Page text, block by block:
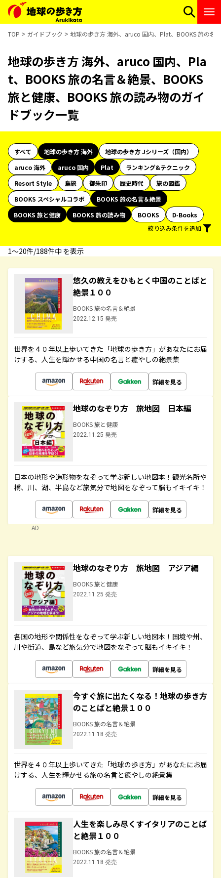
TOP ガイドブック 地球の歩き方 海外、aruco 国内、Plat、BOOKS 旅の名
地球の歩き方 海外、aruco 国内、Pla
t、BOOKS 旅の名言＆絶景、BOOKS
旅と健康、BOOKS 旅の読み物のガイ
ドブック一覧
すべて 地球の歩き方 海外
地球の歩き方 Jシリーズ（国内）
aruco 海外
aruco 国内 Plat
ランキング&テクニック
Resort Style
島旅 御朱印 歴史時代
旅の図鑑
BOOKS スペシャルコラボ
BOOKS 旅の名言＆絶景
BOOKS 旅と健康
BOOKS 旅の読み物 BOOKS
D-Books
絞り込み条件を追加
1〜20件/188件中 を表示
悠久の教えをひもとく中国のことばと
絶景１００
BOOKS 旅の名言＆絶景
2022.12.15 発売
世界を４０年以上歩いてきた「地球の歩き方」があなたにお届
けする、人生を輝かせる中国の名言と癒やしの絶景集
詳細を見る
地球のなぞり方 旅地図 日本編
BOOKS 旅と健康
2022.11.25 発売
日本の地形や造形物をなぞって学ぶ新しい地図本！観光名所や
橋、川、湖、半島など旅気分で地図をなぞって脳もイキイキ！
詳細を見る
AD
地球のなぞり方 旅地図 アジア編
BOOKS 旅と健康
2022.11.25 発売
各国の地形や関係性をなぞって学ぶ新しい地図本！国境や州、
川や街道、島など旅気分で地図をなぞって脳もイキイキ！
詳細を見る
今すぐ旅に出たくなる！地球の歩き方
のことばと絶景１００
BOOKS 旅の名言＆絶景
2022.11.18 発売
世界を４０年以上歩いてきた「地球の歩き方」があなたにお届
けする、人生を輝かせる旅の名言と癒やしの絶景集
詳細を見る
人生を楽しみ尽くすイタリアのことば
と絶景１００
BOOKS 旅の名言＆絶景
2022.11.18 発売